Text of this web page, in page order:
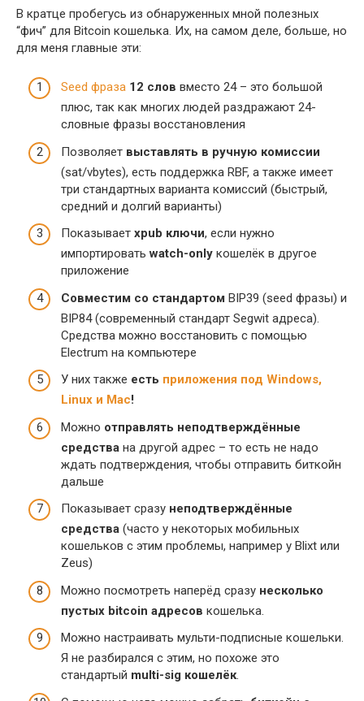
В кратце пробегусь из обнаруженных мной полезных
“фич” для Bitcoin кошелька. Их, на самом деле, больше, но
для меня главные эти:
Seed фраза 12 слов вместо 24 – это большой
плюс, так как многих людей раздражают 24-
словные фразы восстановления
Позволяет выставлять в ручную комиссии
(sat/vbytes), есть поддержка RBF, а также имеет
три стандартных варианта комиссий (быстрый,
средний и долгий варианты)
Показывает xpub ключи, если нужно
импортироватьwatch-only кошелёк в другое
приложение
Совместим со стандартом BIP39 (seed фразы) и
BIP84 (современный стандарт Segwit адреса).
Средства можно восстановить с помощью
Electrum на компьютере
У них также есть приложения под Windows,
Linux и Mac!
Можно отправлять неподтверждённые
средства на другой адрес – то есть не надо
ждать подтверждения, чтобы отправить биткойн
дальше
Показывает сразу неподтверждённые
средства (часто у некоторых мобильных
кошельков с этим проблемы, например у Blixt или
Zeus)
Можно посмотреть наперёд сразу несколько
пустых bitcoin адресов кошелька.
Можно настраивать мульти-подписные кошельки.
Я не разбирался с этим, но похоже это
стандартый multi-sig кошелёк.